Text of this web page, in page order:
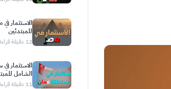
الاستثمار
للمبتدئين
12 دقيقة
الاستثمار
الشامل
11 دقيقة